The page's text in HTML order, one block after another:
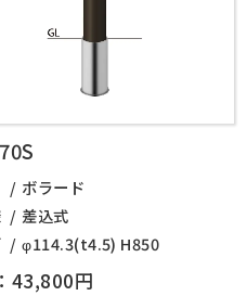
ボラード
差込式
φ114.3(t4.5) H850
43,800円